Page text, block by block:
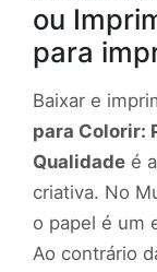
ou
para
Baixar e
para Colorir:
Qualidade é
criativa. No
o papel é um
Ao contrário